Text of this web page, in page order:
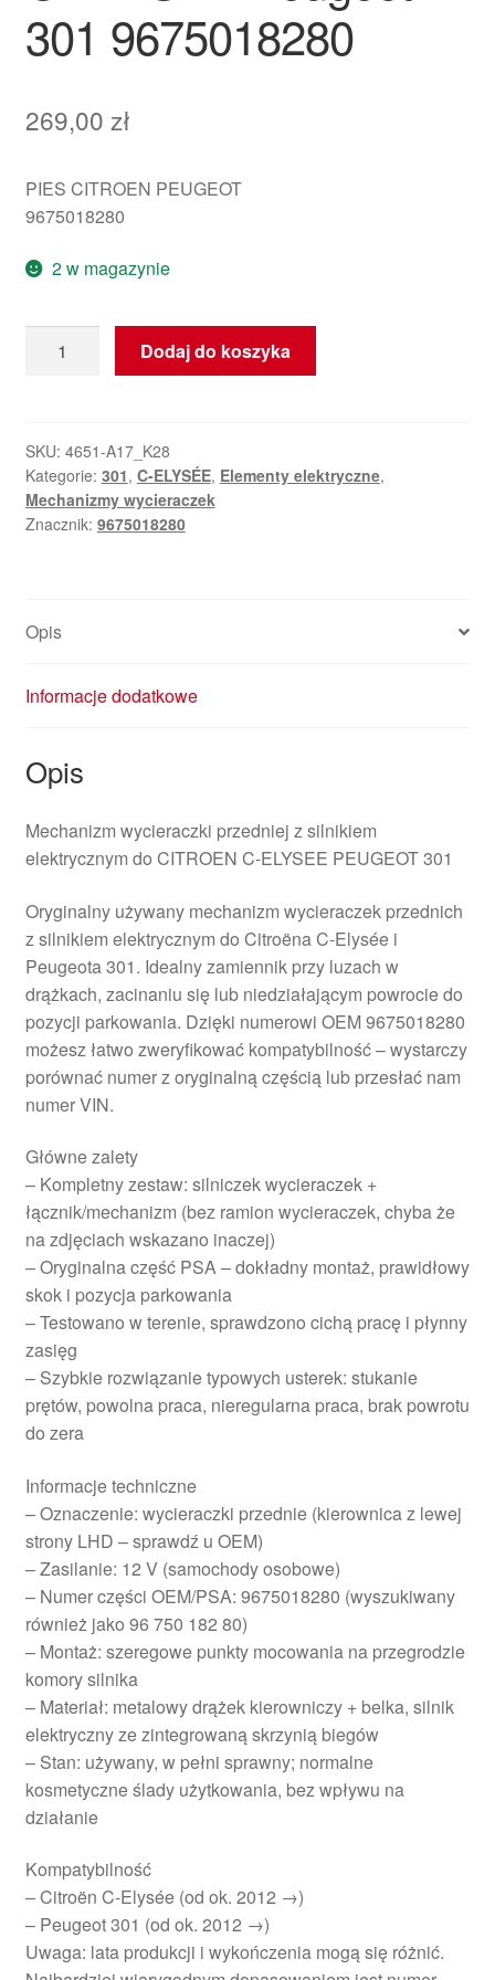
301 9675018280
269,00 zł
PIES CITROEN PEUGEOT
9675018280
2 w magazynie
Mechanizm
Citroën
C-
ELYSEE
Peugeot
Dodaj do koszyka
SKU: 4651-A17_K28
Kategorie: 301, C-ELYSÉE, Elementy elektryczne,
Mechanizmy wycieraczek
Znacznik: 9675018280
Opis
Informacje dodatkowe
Opis
Mechanizm wycieraczki przedniej z silnikiem
elektrycznym do CITROEN C-ELYSEE PEUGEOT 301
Oryginalny używany mechanizm wycieraczek przednich
z silnikiem elektrycznym do Citroëna C-Elysée i
Peugeota 301. Idealny zamiennik przy luzach w
drążkach, zacinaniu się lub niedziałającym powrocie do
pozycji parkowania. Dzięki numerowi OEM 9675018280
możesz łatwo zweryfikować kompatybilność – wystarczy
porównać numer z oryginalną częścią lub przesłać nam
numer VIN.
Główne zalety
– Kompletny zestaw: silniczek wycieraczek +
łącznik/mechanizm (bez ramion wycieraczek, chyba że
na zdjęciach wskazano inaczej)
– Oryginalna część PSA – dokładny montaż, prawidłowy
skok i pozycja parkowania
– Testowano w terenie, sprawdzono cichą pracę i płynny
zasięg
– Szybkie rozwiązanie typowych usterek: stukanie
prętów, powolna praca, nieregularna praca, brak powrotu
do zera
Informacje techniczne
– Oznaczenie: wycieraczki przednie (kierownica z lewej
strony LHD – sprawdź u OEM)
– Zasilanie: 12 V (samochody osobowe)
– Numer części OEM/PSA: 9675018280 (wyszukiwany
również jako 96 750 182 80)
– Montaż: szeregowe punkty mocowania na przegrodzie
komory silnika
– Materiał: metalowy drążek kierowniczy + belka, silnik
elektryczny ze zintegrowaną skrzynią biegów
– Stan: używany, w pełni sprawny; normalne
kosmetyczne ślady użytkowania, bez wpływu na
działanie
Kompatybilność
– Citroën C-Elysée (od ok. 2012 →)
– Peugeot 301 (od ok. 2012 →)
Uwaga: lata produkcji i wykończenia mogą się różnić.